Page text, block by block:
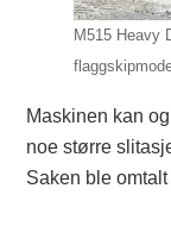
M515 Heavy
Maskinen kan
noe større
Saken ble